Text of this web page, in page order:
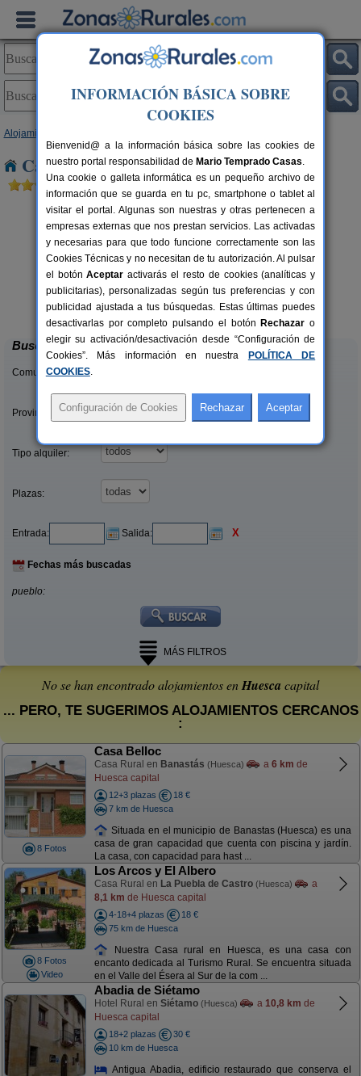
Alojamientos
Casas Rurales cerca de Huesca capital
6 pers.
desde25 €
Camping Alquézar
Alquézar (Huesca)
Buscar
Comunidades:
Provincias/Islas:
Tipo alquiler:
Plazas:
Entrada: Salida: X
Fechas más buscadas
pueblo:
MÁS FILTROS
No se han encontrado alojamientos enHuesca capital
... PERO, TE SUGERIMOS ALOJAMIENTOS CERCANOS
:
8 Fotos
Casa Belloc
Casa Rural en Banastás (Huesca) a 6 km de
Huesca capital
12+3 plazas
18 €
7 km de Huesca
Situada en el municipio de Banastas (Huesca) es una
casa de gran capacidad que cuenta con piscina y jardín.
La casa, con capacidad para hast ...
8 Fotos
Video
Los Arcos y El Albero
Casa Rural en La Puebla de Castro (Huesca)
a
8,1 km de Huesca capital
4-18+4 plazas
18 €
75 km de Huesca
Nuestra Casa rural en Huesca, es una casa con
encanto dedicada al Turismo Rural. Se encuentra situada
en el Valle del Ésera al Sur de la com ...
Abadia de Siétamo
Hotel Rural en Siétamo (Huesca) a 10,8 km de
Huesca capital
18+2 plazas
30 €
10 km de Huesca
Antigua Abadia, edificio restaurado que conserva el
INFORMACIÓN BÁSICA SOBRE
COOKIES
Bienvenid@ a la información básica sobre las cookies de
nuestro portal responsabilidad de Mario Temprado Casas.
Una cookie o galleta informática es un pequeño archivo de
información que se guarda en tu pc, smartphone o tablet al
visitar el portal. Algunas son nuestras y otras pertenecen a
empresas externas que nos prestan servicios. Las activadas
y necesarias para que todo funcione correctamente son las
Cookies Técnicas y no necesitan de tu autorización. Al pulsar
el botónAceptar activarás el resto de cookies (analíticas y
publicitarias), personalizadas según tus preferencias y con
publicidad ajustada a tus búsquedas. Estas últimas puedes
desactivarlas por completo pulsando el botón Rechazar o
elegir su activación/desactivación desde “Configuración de
Cookies”. Más información en nuestra
POLÍTICA DE
COOKIES.